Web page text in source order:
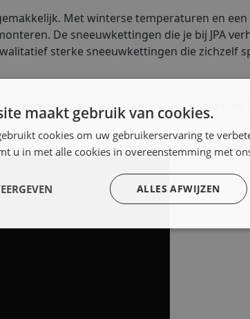
Met winterse temperaturen en
De sneeuwkettingen die je bij JPA
sterke sneeuwkettingen die zichzelf
om sneeuwkettingen bij u te hebben.
maakt gebruik van cookies.
cookies om uw gebruikerservaring te
u in met alle cookies in overeenstemming met
ALLES AFWIJZEN